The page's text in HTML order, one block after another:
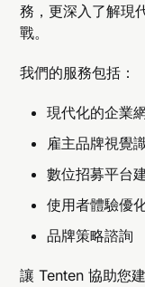
務，更深入了解現
戰。
我們的服務包括：
現代化的企業
雇主品牌視覺
數位招募平台
使用者體驗優
品牌策略諮詢
讓 Tenten 協助您